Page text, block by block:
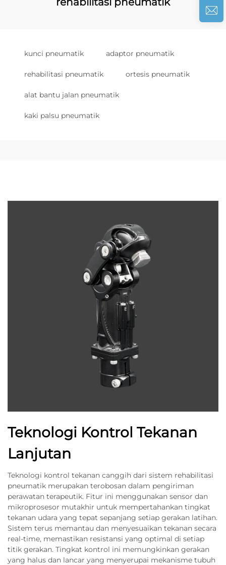
kunci pneumatik adaptor pneumatik
rehabilitasi pneumatik ortesis pneumatik
alat bantu jalan pneumatik
kaki palsu pneumatik
Teknologi Kontrol Tekanan
Lanjutan
Teknologi kontrol tekanan canggih dari sistem rehabilitasi
pneumatik merupakan terobosan dalam pengiriman
perawatan terapeutik. Fitur ini menggunakan sensor dan
mikroprosesor mutakhir untuk mempertahankan tingkat
tekanan udara yang tepat sepanjang setiap gerakan latihan.
Sistem terus memantau dan menyesuaikan tekanan secara
real-time, memastikan resistansi yang optimal di setiap
titik gerakan. Tingkat kontrol ini memungkinkan gerakan
yang halus dan lancar yang menyerupai mekanisme tubuh